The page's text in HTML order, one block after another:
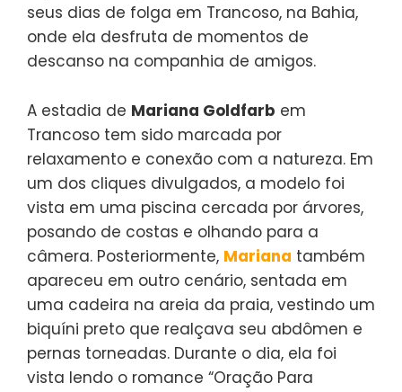
seus dias de folga em Trancoso, na Bahia,
onde ela desfruta de momentos de
descanso na companhia de amigos.
A estadia de Mariana Goldfarb em
Trancoso tem sido marcada por
relaxamento e conexão com a natureza. Em
um dos cliques divulgados, a modelo foi
vista em uma piscina cercada por árvores,
posando de costas e olhando para a
câmera. Posteriormente, Mariana também
apareceu em outro cenário, sentada em
uma cadeira na areia da praia, vestindo um
biquíni preto que realçava seu abdômen e
pernas torneadas. Durante o dia, ela foi
vista lendo o romance “Oração Para